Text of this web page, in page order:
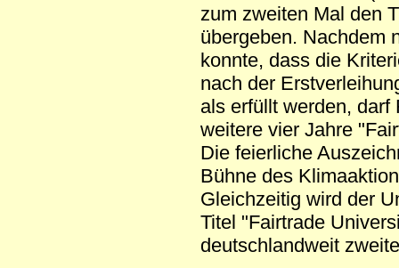
zum zweiten Mal den
übergeben. Nachdem
konnte, dass die
nach der
als erfüllt werden, darf
weitere vier Jahre
Die feierliche
Bühne des
Gleichzeitig wird der
Titel "Fairtrade
deutschlandweit